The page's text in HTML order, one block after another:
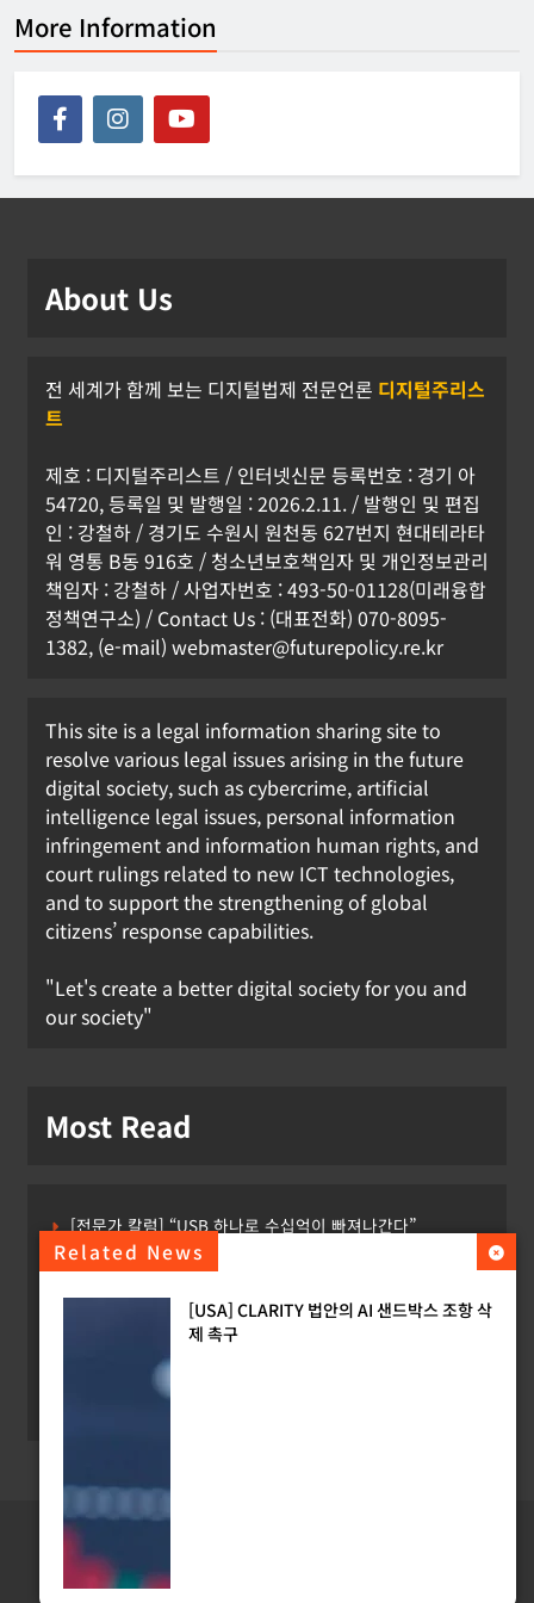
Related News
[USA] CLARITY 법안의 AI 샌드박스 조항 삭
제 촉구
More Information
About Us
전 세계가 함께 보는 디지털법제 전문언론 디지털주리스
트
제호 : 디지털주리스트 / 인터넷신문 등록번호 : 경기 아
54720, 등록일 및 발행일 : 2026.2.11. / 발행인 및 편집
인 : 강철하 / 경기도 수원시 원천동 627번지 현대테라타
워 영통 B동 916호 / 청소년보호책임자 및 개인정보관리
책임자 : 강철하 / 사업자번호 : 493-50-01128(미래융합
정책연구소) / Contact Us : (대표전화) 070-8095-
1382, (e-mail) webmaster@futurepolicy.re.kr
This site is a legal information sharing site to
resolve various legal issues arising in the future
digital society, such as cybercrime, artificial
intelligence legal issues, personal information
infringement and information human rights, and
court rulings related to new ICT technologies,
and to support the strengthening of global
citizens’ response capabilities.
"Let's create a better digital society for you and
our society"
Most Read
[전문가 칼럼] “USB 하나로 수십억이 빠져나간다”
[USA] CLARITY 법안의 AI 샌드박스 조항 삭제 촉구
[INTERPOL] 아프리카 사이버 범죄 55%가 AI 이용
[소청백의 노동&사람] 삼성SDS 노동조합 설립을 바라보며
Copyright ©
홈